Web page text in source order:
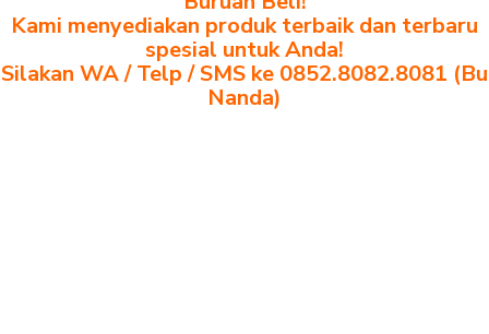
Kami menyediakan produk terbaik dan terbaru
spesial untuk Anda!
Silakan WA / Telp / SMS ke 0852.8082.8081 (Bu
Nanda)